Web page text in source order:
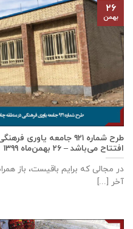
طرح شماره ۹۲۱ جامعه
افتتاح می‌باشد – ۲۶ بهمن‌ماه ۱۳۹۹
در مجالی که برایم باقیست، باز
آخر [...]
۲۶
بهمن